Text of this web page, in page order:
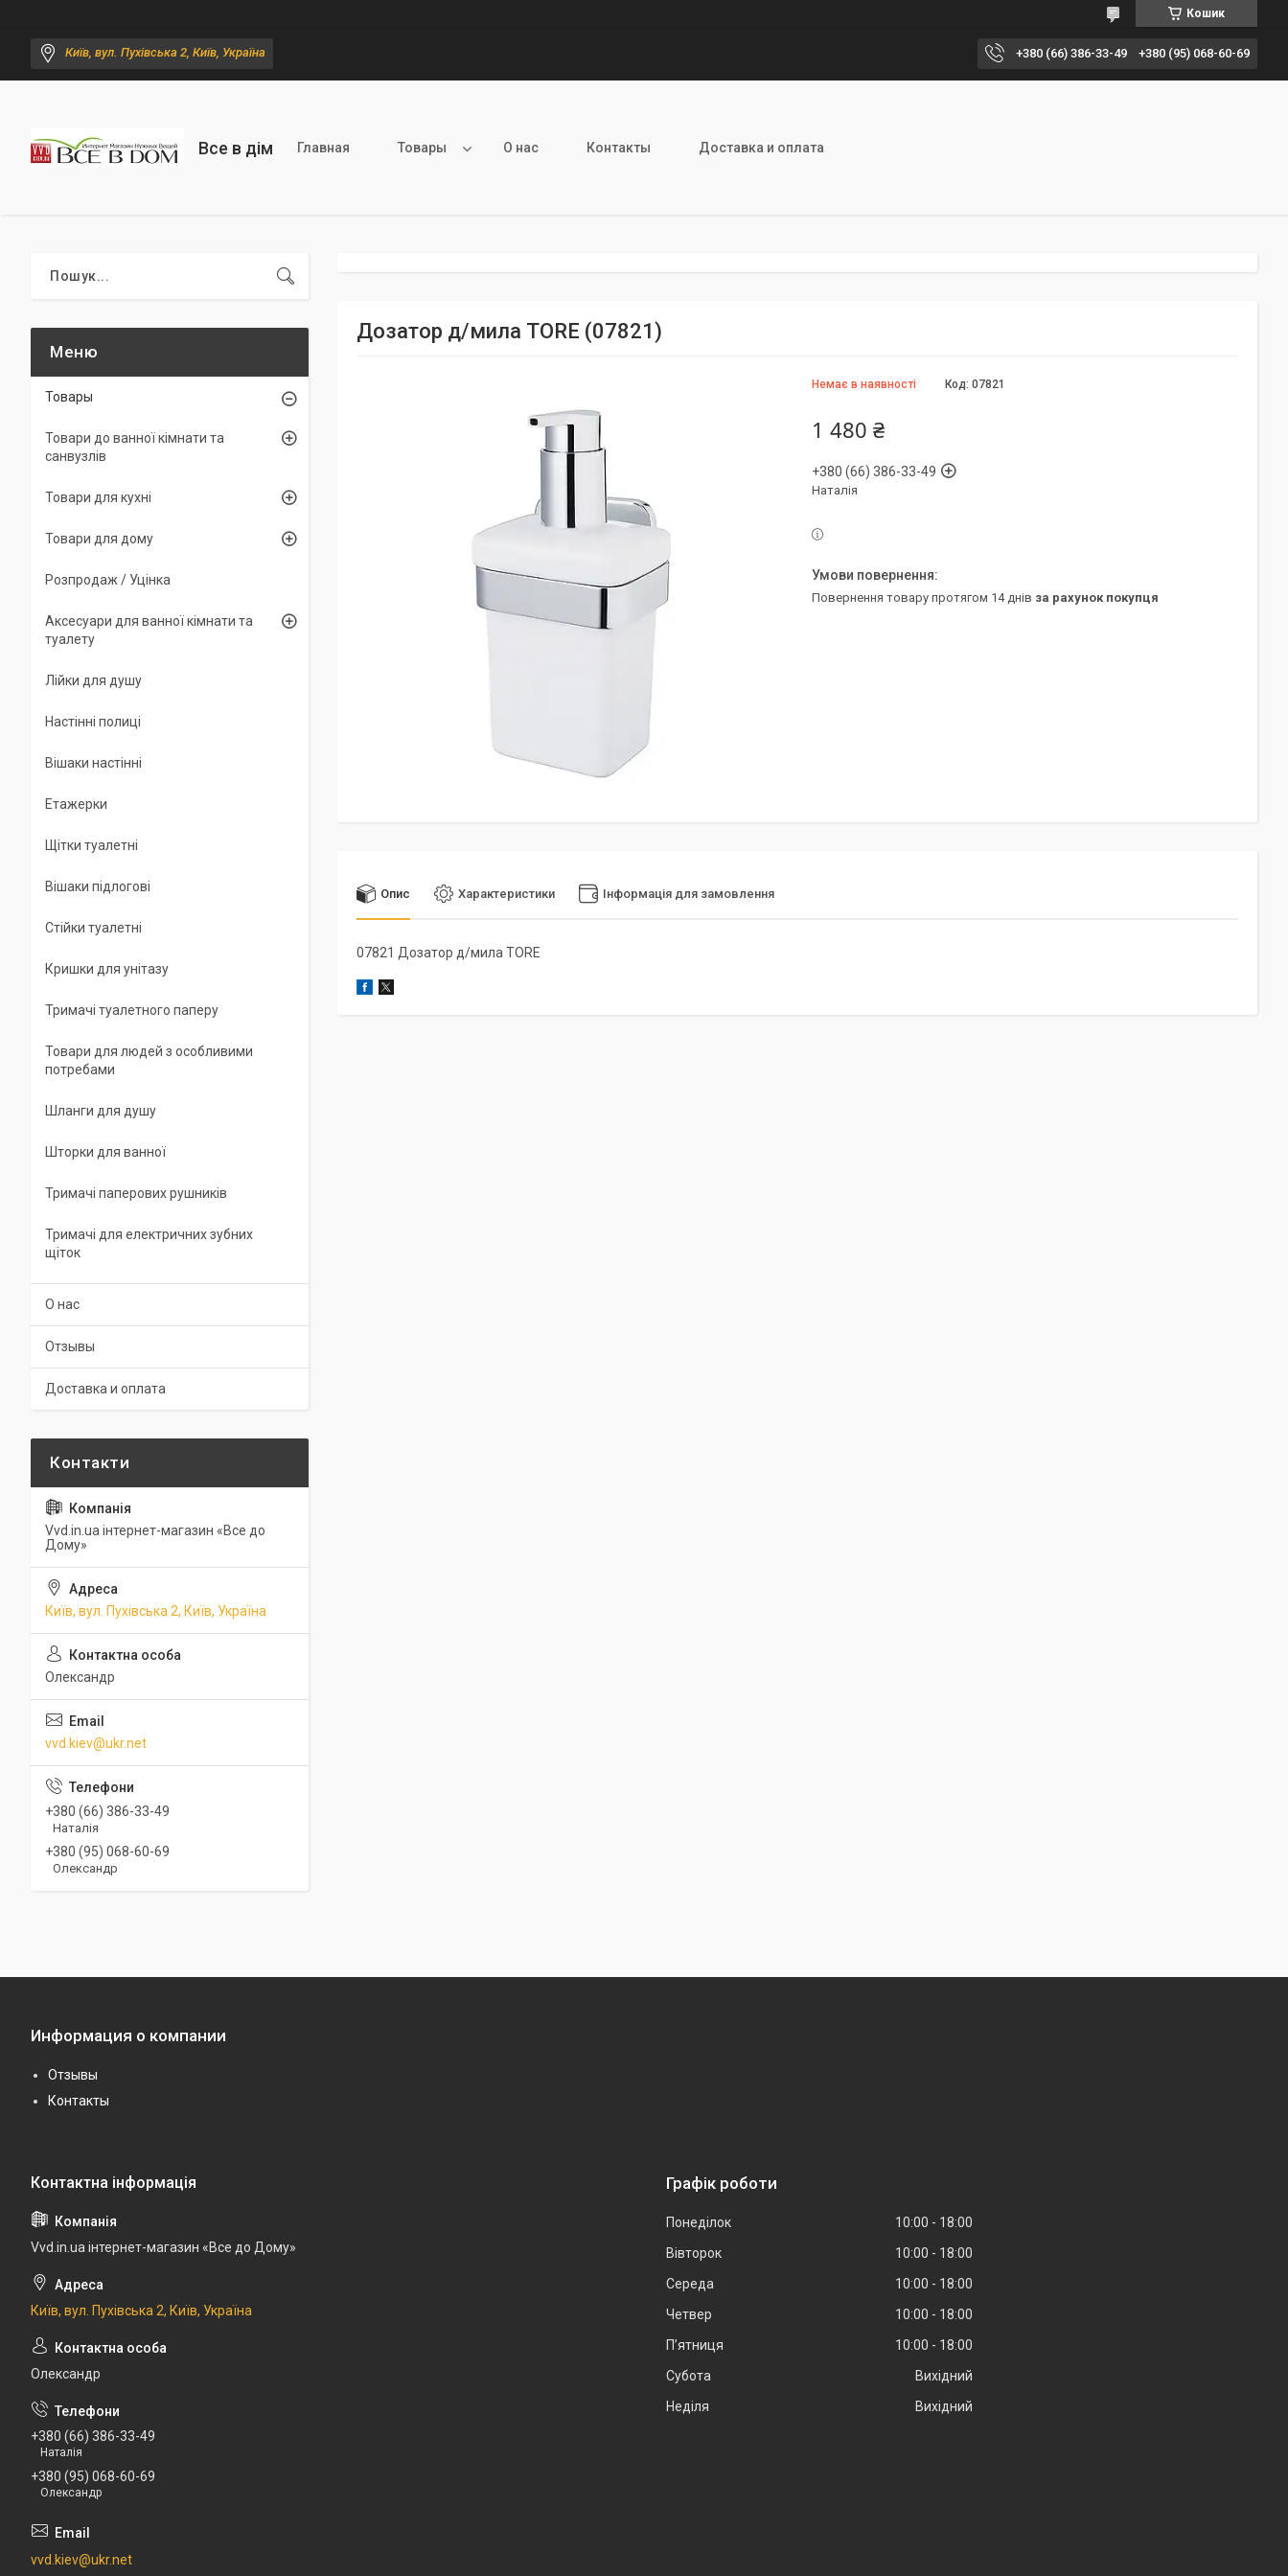
Кошик
Київ, вул. Пухівська 2, Київ, Україна +380 (66) 386-33-49 +380 (95) 068-60-69
Все в дім Главная Товары О нас Контакты Доставка и оплата
Дозатор д/мила TORE (07821)
Немає в наявності Код: 07821
1 480 ₴
+380 (66) 386-33-49
Наталія
повернення товару протягом 14 днів за рахунок покупця
Опис Характеристики Інформація для замовлення
07821 Дозатор д/мила TORE
Товары
Товари до ванної кімнати та
санвузлів
Товари для кухні
Товари для дому
Розпродаж / Уцінка
Аксесуари для ванної кімнати та
туалету
Лійки для душу
Настінні полиці
Вішаки настінні
Етажерки
Щітки туалетні
Вішаки підлогові
Стійки туалетні
Кришки для унітазу
Тримачі туалетного паперу
Товари для людей з особливими
потребами
Шланги для душу
Шторки для ванної
Тримачі паперових рушників
Тримачі для електричних зубних
щіток
О нас
Отзывы
Доставка и оплата
Vvd.in.ua інтернет-магазин «Все до
Дому»
Київ, вул. Пухівська 2, Київ, Україна
Олександр
vvd.kiev@ukr.net
+380 (66) 386-33-49
Наталія
+380 (95) 068-60-69
Олександр
Информация о компании
Отзывы
Контакты
Vvd.in.ua інтернет-магазин «Все до Дому»
Київ, вул. Пухівська 2, Київ, Україна
Олександр
+380 (66) 386-33-49
Наталія
+380 (95) 068-60-69
Олександр
vvd.kiev@ukr.net
Графік роботи
Понеділок 10:00
18:00
Вівторок
10:00
18:00
Середа
10:00
18:00
Четвер
10:00
18:00
Пʼятниця
10:00
18:00
Субота
Вихідний
Неділя
Вихідний